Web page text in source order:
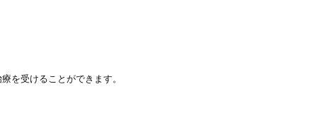
を受けることができます。